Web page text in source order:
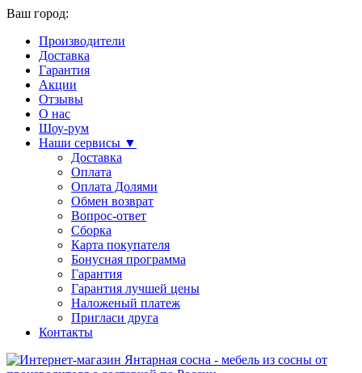
Ваш город:
Производители
Доставка
Гарантия
Акции
Отзывы
О нас
Шоу-рум
Наши сервисы ▼
Доставка
Оплата
Оплата Долями
Обмен возврат
Вопрос-ответ
Сборка
Карта покупателя
Бонусная программа
Гарантия
Гарантия лучшей цены
Наложеный платеж
Пригласи друга
Контакты